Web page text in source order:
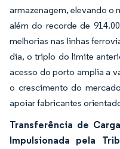
armazenagem, elevando o
além do recorde de
melhorias nas linhas
dia, o triplo do limite
acesso do porto amplia a
o crescimento do
apoiar fabricantes
Transferência de
Impulsionada pela